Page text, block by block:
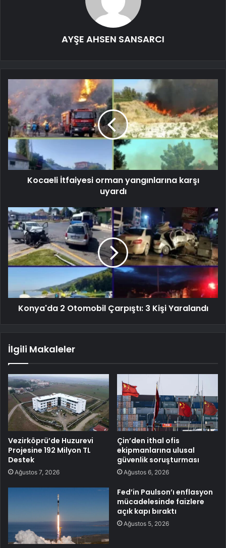
AYŞE AHSEN SANSARCI
Kocaeli İtfaiyesi orman yangınlarına karşı
uyardı
Konya'da 2 Otomobil Çarpıştı: 3 Kişi Yaralandı
İlgili Makaleler
Vezirköprü’de Huzurevi
Projesine 192 Milyon TL
Destek
Ağustos 7, 2026
Çin’den ithal ofis
ekipmanlarına ulusal
güvenlik soruşturması
Ağustos 6, 2026
Fed’in Paulson’ı enflasyon
mücadelesinde faizlere
açık kapı bıraktı
Ağustos 5, 2026